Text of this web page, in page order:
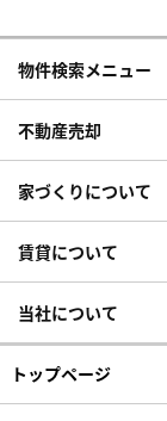
物件検索メニュー
不動産売却
家づくりについて
賃貸について
当社について
トップページ